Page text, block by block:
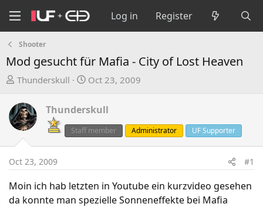
Log in Register
Shooter
Mod gesucht für Mafia - City of Lost Heaven
T
r
e
a
d
s
t
a
Thunderskull
S
a
t
d
t
e
Oct 23, 2009
Thunderskull
Staff member Administrator UF Supporter
Oct 23, 2009 #1
Moin ich hab letzten in Youtube ein kurzvideo gesehen
da konnte man spezielle Sonneneffekte bei Mafia